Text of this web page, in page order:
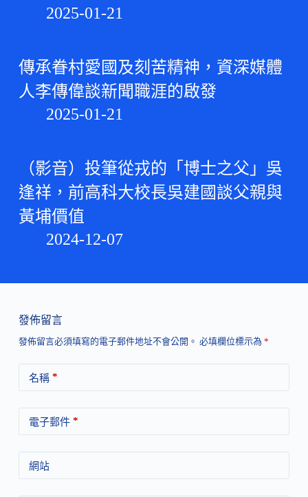
2025-01-21
傳承眷村愛國及刻苦精神，資深媒體
人李傳偉談新聞職涯的啟發
2025-01-21
（影音）投筆從戎的「博士之父」吳
逢祥，前高科大校長吳建國談父親與
黃埔價值
2024-12-07
發佈留言
發佈留言必須填寫的電子郵件地址不會公開。 必填欄位標示為 *
名稱 *
電子郵件*
網站